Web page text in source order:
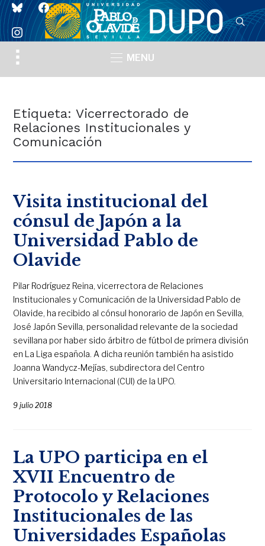
blueskyfacebook
instagram
Toggle
sidebar
MENU
Etiqueta:Vicerrectorado de
Relaciones Institucionales y
Comunicación
Visita institucional del
cónsul de Japón a la
Universidad Pablo de
Olavide
Pilar Rodríguez Reina, vicerrectora de Relaciones
Institucionales y Comunicación de la Universidad Pablo de
Olavide, ha recibido al cónsul honorario de Japón en Sevilla,
José Japón Sevilla, personalidad relevante de la sociedad
sevillana por haber sido árbitro de fútbol de primera división
en La Liga española. A dicha reunión también ha asistido
Joanna Wandycz-Mejías, subdirectora del Centro
Universitario Internacional (CUI) de la UPO.
9 julio 2018
La UPO participa en el
XVII Encuentro de
Protocolo y Relaciones
Institucionales de las
Universidades Españolas